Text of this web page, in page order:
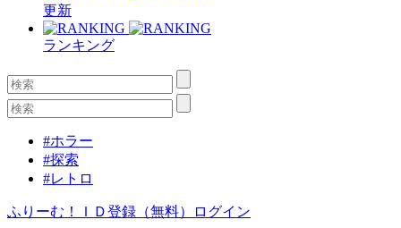
更新
ランキング
#ホラー
#探索
#レトロ
ふりーむ！ＩＤ登録（無料） ログイン